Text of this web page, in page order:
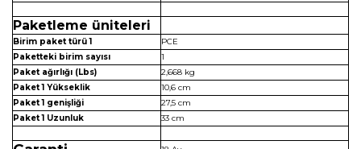
Paketleme üniteleri
Birim paket türü 1
PCE
Paketteki birim sayısı
1
Paket ağırlığı (Lbs)
2,668 kg
Paket 1 Yükseklik
10,6 cm
Paket 1 genişliği
27,5 cm
Paket 1 Uzunluk
33 cm